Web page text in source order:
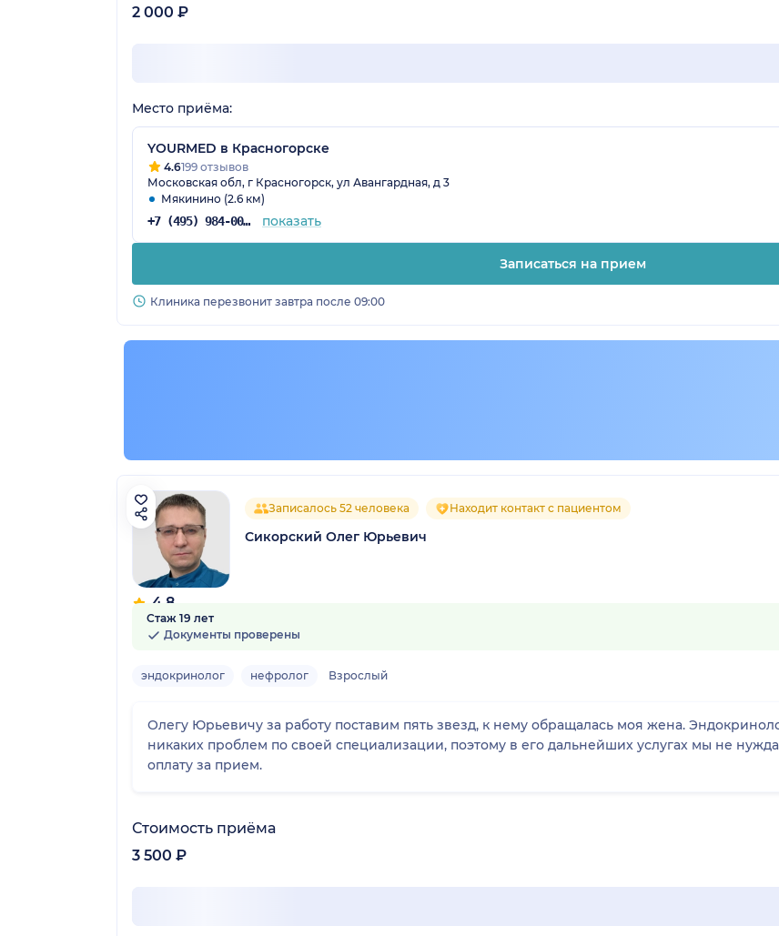
2 000 ₽
Место приёма:
YOURMED в Красногорске
4.6199 отзывов
Московская обл, г Красногорск, ул Авангардная, д 3
Мякинино (2.6 км)
+7 (495) 984-00-57 показать
Записаться на прием
Клиника перезвонит завтра после 09:00
4.8
12 отзывов
Записалось 52 человека Находит контакт с пациентом
Сикорский Олег Юрьевич
Стаж 19 лет
Документы проверены
эндокринолог нефролог Взрослый
Олегу Юрьевичу за работу поставим пять звезд, к нему обращалась моя жена.
никаких проблем по своей специализации, поэтому в его дальнейших услугах мы не
оплату за прием.
Стоимость приёма
3 500 ₽